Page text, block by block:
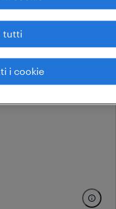
tutti
i cookie